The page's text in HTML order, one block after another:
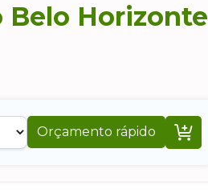
Belo Horizonte
Orçamento rápido 